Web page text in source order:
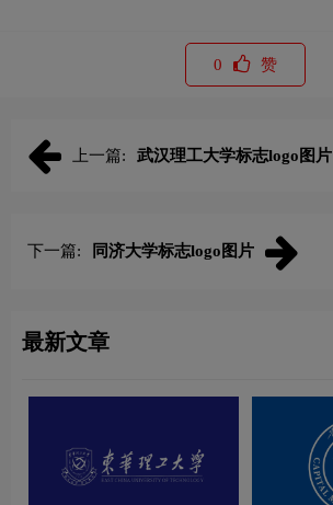
0 赞
上一篇: 武汉理工大学标志logo图片
下一篇: 同济大学标志logo图片
最新文章